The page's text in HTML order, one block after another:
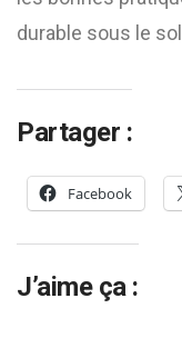
durable sous le
Partager :
Facebook
J’aime ça :